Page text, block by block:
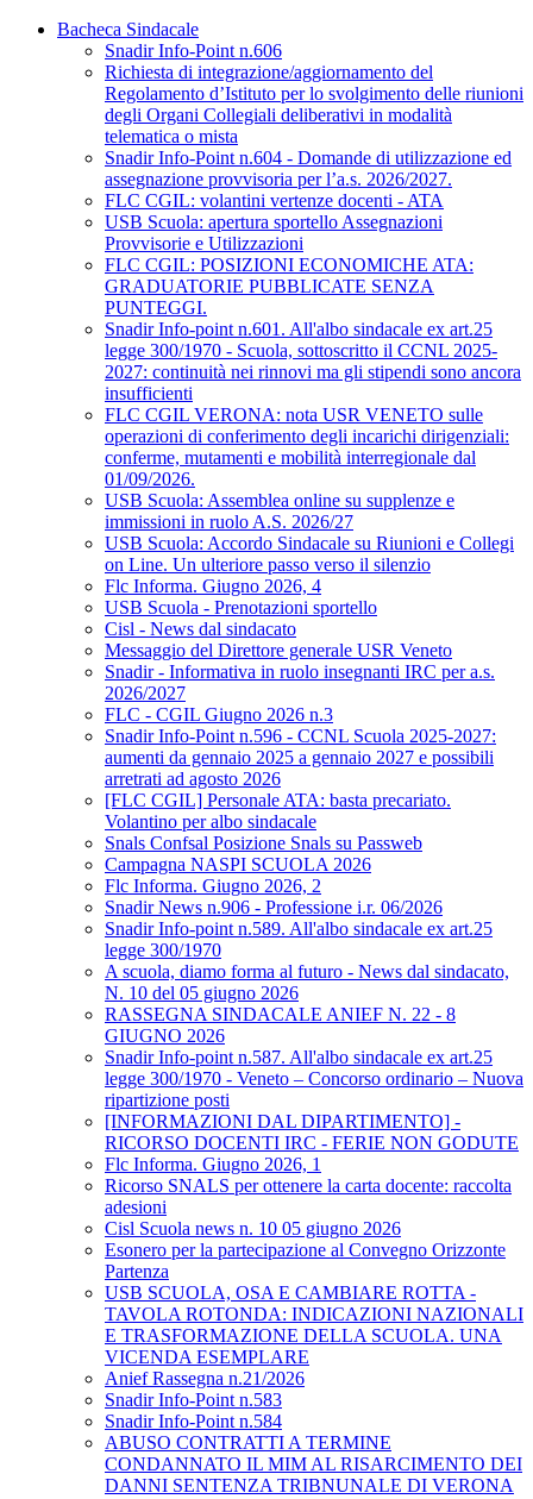
Bacheca Sindacale
Snadir Info-Point n.606
Richiesta di integrazione/aggiornamento del
Regolamento d’Istituto per lo svolgimento delle riunioni
degli Organi Collegiali deliberativi in modalità
telematica o mista
Snadir Info-Point n.604 - Domande di utilizzazione ed
assegnazione provvisoria per l’a.s. 2026/2027.
FLC CGIL: volantini vertenze docenti - ATA
USB Scuola: apertura sportello Assegnazioni
Provvisorie e Utilizzazioni
FLC CGIL: POSIZIONI ECONOMICHE ATA:
GRADUATORIE PUBBLICATE SENZA
PUNTEGGI.
Snadir Info-point n.601. All'albo sindacale ex art.25
legge 300/1970 - Scuola, sottoscritto il CCNL 2025-
2027: continuità nei rinnovi ma gli stipendi sono ancora
insufficienti
FLC CGIL VERONA: nota USR VENETO sulle
operazioni di conferimento degli incarichi dirigenziali:
conferme, mutamenti e mobilità interregionale dal
01/09/2026.
USB Scuola: Assemblea online su supplenze e
immissioni in ruolo A.S. 2026/27
USB Scuola: Accordo Sindacale su Riunioni e Collegi
on Line. Un ulteriore passo verso il silenzio
Flc Informa. Giugno 2026, 4
USB Scuola - Prenotazioni sportello
Cisl - News dal sindacato
Messaggio del Direttore generale USR Veneto
Snadir - Informativa in ruolo insegnanti IRC per a.s.
2026/2027
FLC - CGIL Giugno 2026 n.3
Snadir Info-Point n.596 - CCNL Scuola 2025-2027:
aumenti da gennaio 2025 a gennaio 2027 e possibili
arretrati ad agosto 2026
[FLC CGIL] Personale ATA: basta precariato.
Volantino per albo sindacale
Snals Confsal Posizione Snals su Passweb
Campagna NASPI SCUOLA 2026
Flc Informa. Giugno 2026, 2
Snadir News n.906 - Professione i.r. 06/2026
Snadir Info-point n.589. All'albo sindacale ex art.25
legge 300/1970
A scuola, diamo forma al futuro - News dal sindacato,
N. 10 del 05 giugno 2026
RASSEGNA SINDACALE ANIEF N. 22 - 8
GIUGNO 2026
Snadir Info-point n.587. All'albo sindacale ex art.25
legge 300/1970 - Veneto – Concorso ordinario – Nuova
ripartizione posti
[INFORMAZIONI DAL DIPARTIMENTO] -
RICORSO DOCENTI IRC - FERIE NON GODUTE
Flc Informa. Giugno 2026, 1
Ricorso SNALS per ottenere la carta docente: raccolta
adesioni
Cisl Scuola news n. 10 05 giugno 2026
Esonero per la partecipazione al Convegno Orizzonte
Partenza
USB SCUOLA, OSA E CAMBIARE ROTTA -
TAVOLA ROTONDA: INDICAZIONI NAZIONALI
E TRASFORMAZIONE DELLA SCUOLA. UNA
VICENDA ESEMPLARE
Anief Rassegna n.21/2026
Snadir Info-Point n.583
Snadir Info-Point n.584
ABUSO CONTRATTI A TERMINE
CONDANNATO IL MIM AL RISARCIMENTO DEI
DANNI SENTENZA TRIBNUNALE DI VERONA